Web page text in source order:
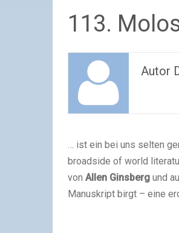
113.
Autor
… ist ein bei uns selten
broadside of world
von Allen Ginsberg und
Manuskript birgt – eine